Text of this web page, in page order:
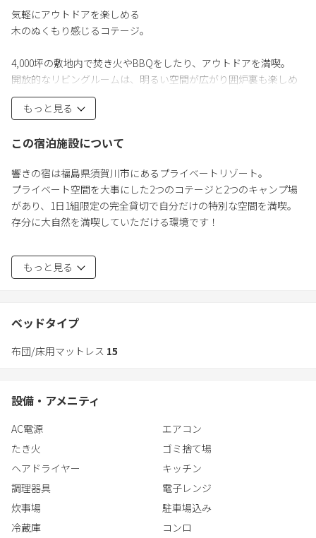
気軽にアウトドアを楽しめる
木のぬくもり感じるコテージ。
4,000坪の敷地内で焚き火やBBQをしたり、アウトドアを満喫。
開放的なリビングルームは、明るい空間が広がり囲炉裏も楽しめ
ます。
2階には和室もあり、快適にお過ごしいただけます。
《料金》
設一泊）が掛かります。基本宿泊料金に含まれています。
《ペット料金》※室内犬1匹ごとの料金です。
小型犬：3,300円
大型犬：7,700円
もっと見る
この宿泊施設について
響きの宿は福島県須賀川市にあるプライベートリゾート。
プライベート空間を大事にした2つのコテージと2つのキャンプ場
があり、1日1組限定の完全貸切で自分だけの特別な空間を満喫。
存分に大自然を満喫していただける環境です！
①響きの宿
国登録有形文化財を復元した木のぬくもり感じる日本家屋。
できます。
史を感じることができます。
気軽にアウトドアを楽しめる、木のぬくもり感じるコテージ。
開放的なリビングルームは、明るい空間が広がり囲炉裏も楽しめ
ます。
2階には和室もあり、快適にお過ごしいただけます。
③響きの森
3,000㎡の広さはあなただけの空間。貸切のプライベートキャンプ
場！
もっと見る
ベッドタイプ
布団/床用マットレス 15
設備・アメニティ
AC電源
エアコン
たき火
ゴミ捨て場
ヘアドライヤー
キッチン
調理器具
電子レンジ
炊事場
駐車場込み
冷蔵庫
コンロ